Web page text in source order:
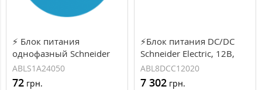
⚡ Блок питания
однофазный Schneider
Electric, 24B, 120Вт, 5А
(ABLS1A24050)
ABLS1A24050
72 грн.
⚡Блок питания DC/DC
Schneider Electric, 12В,
24Вт, 2A (ABL8DCC12020)
ABL8DCC12020
7 302 грн.